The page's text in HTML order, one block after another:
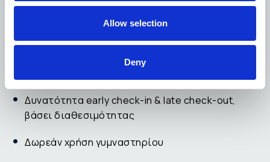
Allow selection
Deny
Φιάλη κρασί, φρέσκα φρούτα, λουλούδια με την
Δυνατότητα early check-in & late check-out,
βάσει διαθεσιμότητας
Δωρεάν χρήση γυμναστηρίου